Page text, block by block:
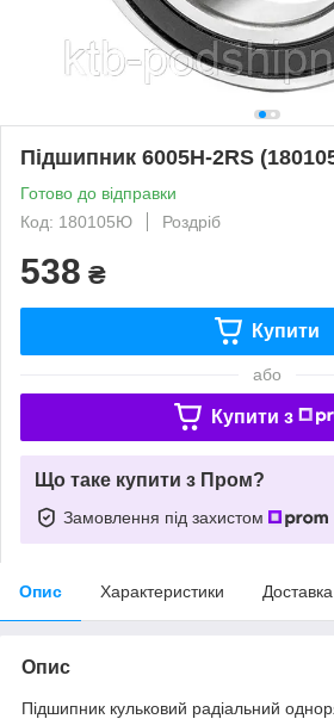
Підшипник 6005H-2RS
Готово до відправки
Код: 180105Ю
Роздріб
538 ₴
Купити
або
Купити з
Що таке купити з Пром?
Замовлення під захистом
Опис Характеристики Доставка
Опис
Підшипник кульковий радіальний